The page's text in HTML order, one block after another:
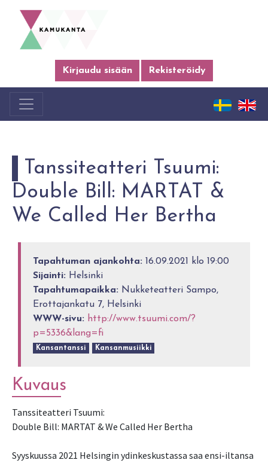
Kirjaudu sisään Rekisteröidy
Tanssiteatteri Tsuumi:
Double Bill: MARTAT &
We Called Her Bertha
Tapahtuman ajankohta: 16.09.2021 klo 19:00
Sijainti: Helsinki
Tapahtumapaikka: Nukketeatteri Sampo,
Erottajankatu 7, Helsinki
WWW-sivu: http://www.tsuumi.com/?
p=5336&lang=fi
Kansantanssi Kansanmusiikki
Kuvaus
Tanssiteatteri Tsuumi:
Double Bill: MARTAT & We Called Her Bertha
Syyskuussa 2021 Helsingin ydinkeskustassa saa ensi-iltansa